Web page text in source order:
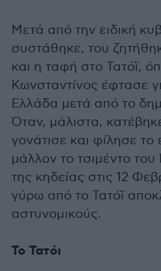
Μετά από την ειδική
συστάθηκε, του
και η ταφή στο Τατόϊ,
Κωνσταντίνος έφτασε
Ελλάδα μετά από το
Όταν, μάλιστα,
γονάτισε και φίλησε
μάλλον το τσιμέντο
της κηδείας στις 12
γύρω από το Τατόϊ
αστυνομικούς.
Το Τατόι